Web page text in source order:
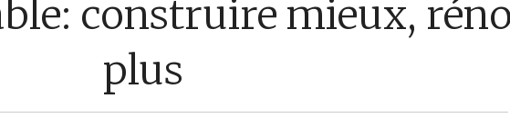
d’investissments Choisir
Comprendre
Contrats
Conseil Gestion
Retraite
Acheter
Location Frais
construire mieux,
plus